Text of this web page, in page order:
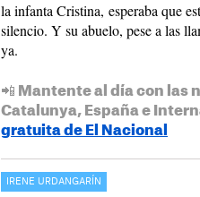
la infanta Cristina, esperaba que
silencio. Y su abuelo, pese a las
ya.
📲 Mantente al día con las
Catalunya, España e
gratuita de El Nacional
IRENE URDANGARÍN